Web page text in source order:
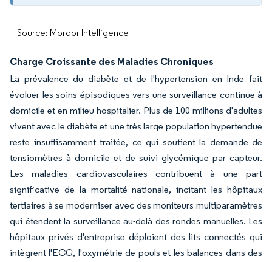
Source: Mordor Intelligence
Charge Croissante des Maladies Chroniques
La prévalence du diabète et de l'hypertension en Inde fait
évoluer les soins épisodiques vers une surveillance continue à
domicile et en milieu hospitalier. Plus de 100 millions d'adultes
vivent avec le diabète et une très large population hypertendue
reste insuffisamment traitée, ce qui soutient la demande de
tensiomètres à domicile et de suivi glycémique par capteur.
Les maladies cardiovasculaires contribuent à une part
significative de la mortalité nationale, incitant les hôpitaux
tertiaires à se moderniser avec des moniteurs multiparamètres
qui étendent la surveillance au-delà des rondes manuelles. Les
hôpitaux privés d'entreprise déploient des lits connectés qui
intègrent l'ECG, l'oxymétrie de pouls et les balances dans des